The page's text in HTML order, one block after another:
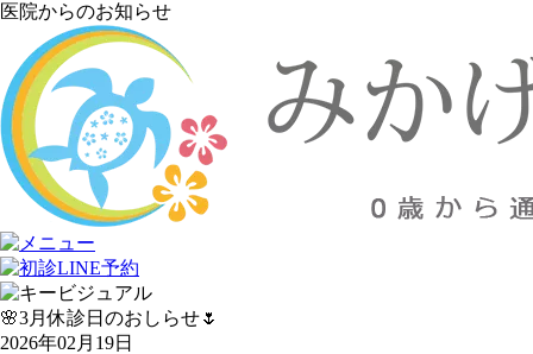
医院からのお知らせ
🌸3月休診日のおしらせ🌷
2026年02月19日